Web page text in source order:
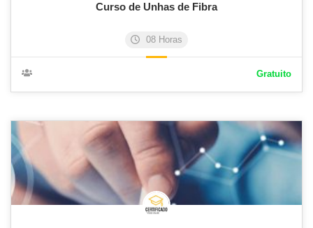
Curso de Unhas de Fibra
08 Horas
Gratuito